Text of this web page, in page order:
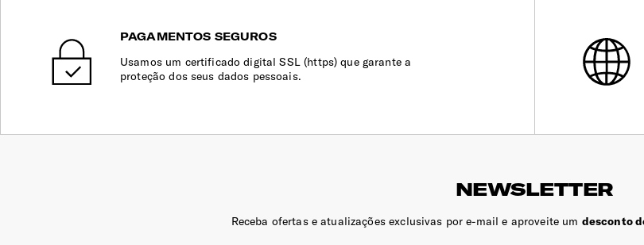
PAGAMENTOS SEGUROS
Usamos um certificado digital SSL (https) que garante a
proteção dos seus dados pessoais.
NEWSLETTER
Receba ofertas e atualizações exclusivas por e-mail e aproveite um desconto